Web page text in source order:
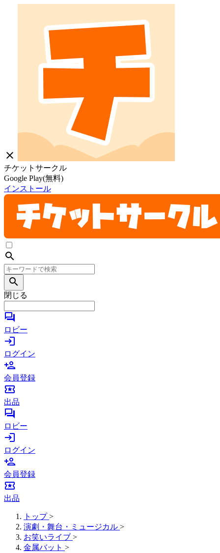
close
チケットサークル
Google Play(無料)
インストール
search
search
閉じる
forum
ロビー
login
ログイン
person_add
会員登録
local_activity
出品
forum
ロビー
login
ログイン
person_add
会員登録
local_activity
出品
トップ >
演劇・舞台・ミュージカル >
お笑いライブ >
金属バット >